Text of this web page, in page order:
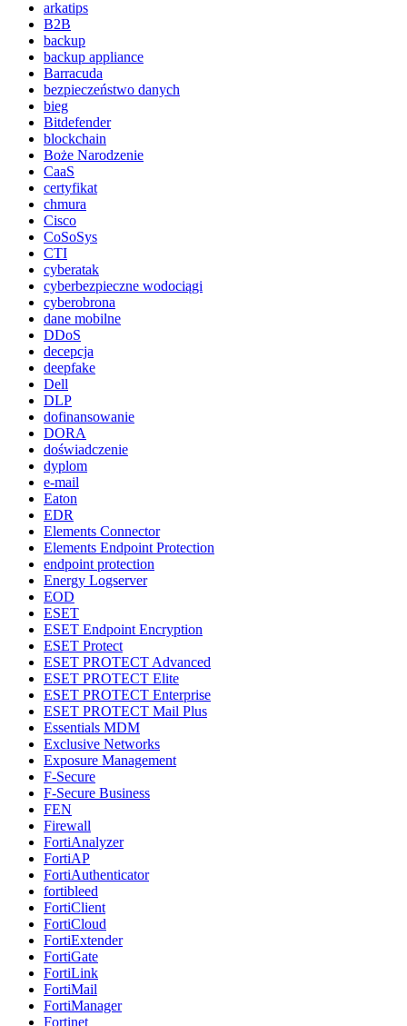
arkatips
B2B
backup
backup appliance
Barracuda
bezpieczeństwo danych
bieg
Bitdefender
blockchain
Boże Narodzenie
CaaS
certyfikat
chmura
Cisco
CoSoSys
CTI
cyberatak
cyberbezpieczne wodociągi
cyberobrona
dane mobilne
DDoS
decepcja
deepfake
Dell
DLP
dofinansowanie
DORA
doświadczenie
dyplom
e-mail
Eaton
EDR
Elements Connector
Elements Endpoint Protection
endpoint protection
Energy Logserver
EOD
ESET
ESET Endpoint Encryption
ESET Protect
ESET PROTECT Advanced
ESET PROTECT Elite
ESET PROTECT Enterprise
ESET PROTECT Mail Plus
Essentials MDM
Exclusive Networks
Exposure Management
F-Secure
F-Secure Business
FEN
Firewall
FortiAnalyzer
FortiAP
FortiAuthenticator
fortibleed
FortiClient
FortiCloud
FortiExtender
FortiGate
FortiLink
FortiMail
FortiManager
Fortinet